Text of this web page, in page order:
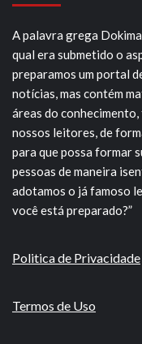
A palavra grega
qual era submetido o
preparamos um portal
notícias, mas contém
áreas do
nossos leitores, de
para que possa formar
pessoas de maneira
adotamos o já famoso
você está preparado?”
Politica de Privacidade
Termos de Uso